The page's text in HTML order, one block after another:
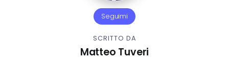
Seguimi
SCRITTO DA
Matteo Tuveri